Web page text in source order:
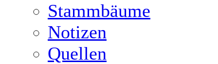
Stammbäume
Notizen
Quellen